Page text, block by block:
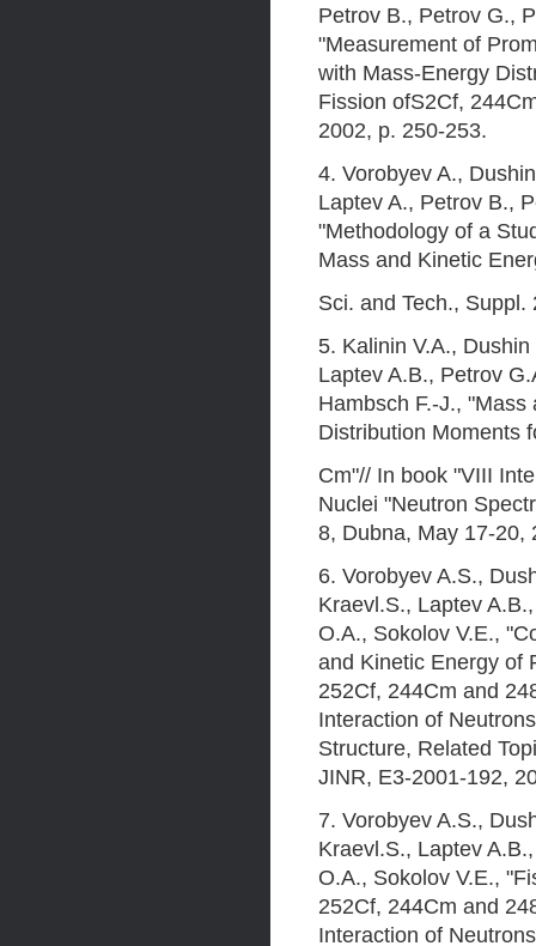
Petrov В., Petrov G.,
"Measurement of
with Mass-Energy
Fission ofS2Cf,
2002, p. 250-253.
4. Vorobyev A.,
Laptev A., Petrov В.,
"Methodology of a
Mass and Kinetic
Sci. and Tech.,
5. Kalinin V.A.,
Laptev A.B., Petrov
Hambsch F.-J.,
Distribution Moments
Cm"// In book "VIII
Nuclei "Neutron
8, Dubna, May 17-20,
6. Vorobyev A.S.,
Kraevl.S., Laptev
O.A., Sokolov V.E.,
and Kinetic Energy of
252Cf, 244Cm and
Interaction of
Structure, Related
JINR, E3-2001-192,
7. Vorobyev A.S.,
Kraevl.S., Laptev
O.A., Sokolov V.E.,
252Cf, 244Cm and
Interaction of